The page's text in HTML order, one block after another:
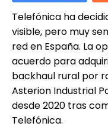
Telefónica ha
visible, pero muy
red en España. La
acuerdo para
backhaul rural por
Asterion Industrial
desde 2020 tras
Telefónica.